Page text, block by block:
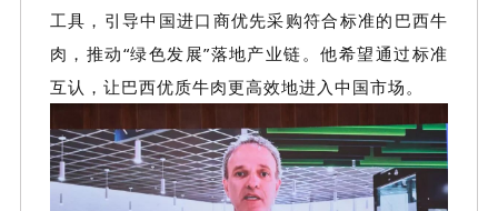
工具，引导中国进口商优先采购符合标准的巴西牛
肉，推动“绿色发展”落地产业链。他希望通过标准
互认，让巴西优质牛肉更高效地进入中国市场。